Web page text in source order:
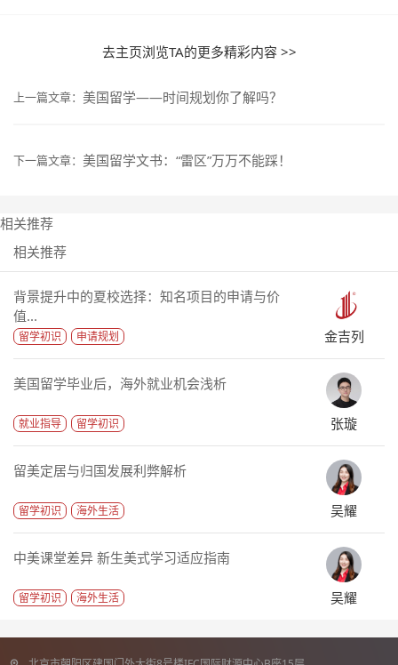
去主页浏览TA的更多精彩内容 >>
上一篇文章： 美国留学——时间规划你了解吗？
下一篇文章： 美国留学文书：“雷区”万万不能踩！
相关推荐
相关推荐
背景提升中的夏校选择：知名项目的申请与价
值...
留学初识 申请规划 金吉列
美国留学毕业后，海外就业机会浅析
就业指导 留学初识 张璇
留美定居与归国发展利弊解析
留学初识 海外生活 吴耀
中美课堂差异 新生美式学习适应指南
留学初识 海外生活 吴耀